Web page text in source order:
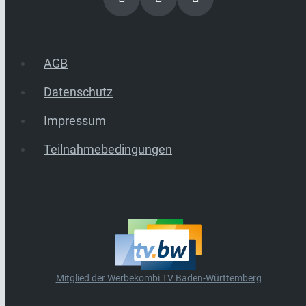
AGB
Datenschutz
Impressum
Teilnahmebedingungen
Mitglied der Werbekombi TV Baden-Württemberg